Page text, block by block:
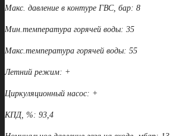
Макс. давление в контуре ГВС, бар: 8
Мин.температура горячей воды: 35
Макс.температура горячей воды: 55
Летний режим: +
Циркуляционный насос: +
КПД, %: 93,4